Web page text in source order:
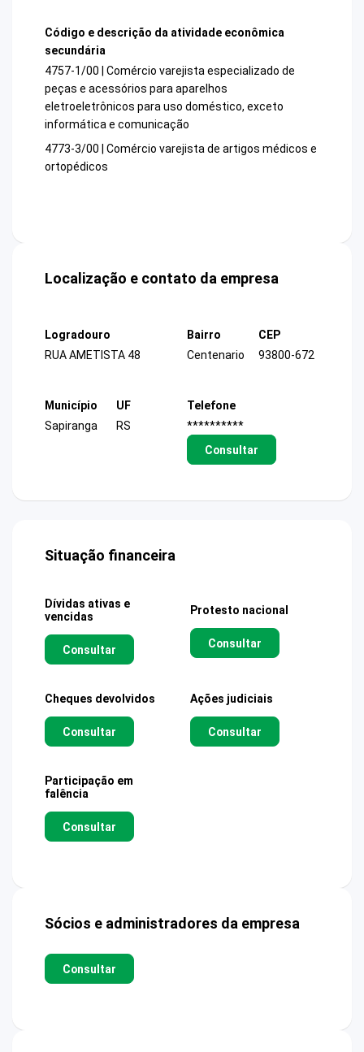
Código e descrição da atividade econômica
secundária
4757-1/00 | Comércio varejista especializado de
peças e acessórios para aparelhos
eletroeletrônicos para uso doméstico, exceto
informática e comunicação
4773-3/00 | Comércio varejista de artigos médicos e
ortopédicos
Localização e contato da empresa
Logradouro
RUA AMETISTA 48
Bairro
Centenario
CEP
93800-672
Município
Sapiranga
UF
RS
Telefone
**********
Consultar
Situação financeira
Dívidas ativas e
vencidas
Consultar
Protesto nacional
Consultar
Cheques devolvidos
Consultar
Ações judiciais
Consultar
Participação em
falência
Consultar
Sócios e administradores da empresa
Consultar